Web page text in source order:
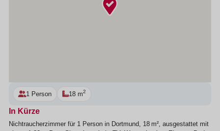
1 Person 18 m2
In Kürze
Nichtraucherzimmer für 1 Person in Dortmund, 18 m², ausgestattet mit